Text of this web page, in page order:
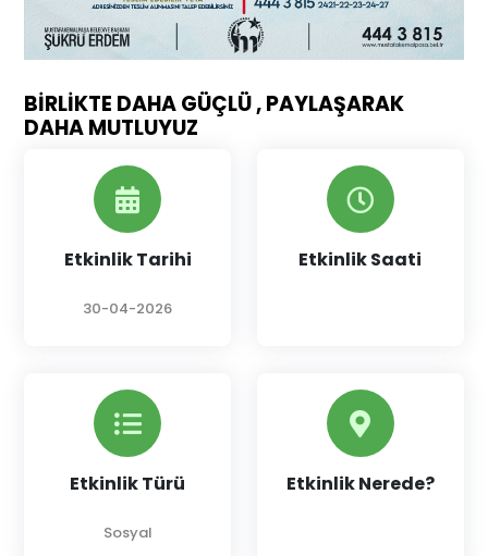
BİRLİKTE DAHA GÜÇLÜ , PAYLAŞARAK
DAHA MUTLUYUZ
Etkinlik Tarihi
30-04-2026
Etkinlik Saati
Etkinlik Türü
Sosyal
Etkinlik Nerede?